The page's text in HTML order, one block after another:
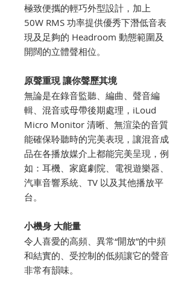
極致便攜的輕巧外型設計，加上
50W RMS 功率提供優秀下潛低音表
現及足夠的 Headroom 動態範圍及
開闊的立體聲相位。
原聲重現 讓你聲歷其境
無論是在錄音監聽、編曲、聲音編
輯、混音或母帶後期處理，iLoud
Micro Monitor 清晰、無渲染的音質
能確保聆聽時的完美表現，讓混音成
品在各播放媒介上都能完美呈現，例
如：耳機、家庭劇院、電視遊樂器、
汽車音響系統、TV 以及其他播放平
台。
小機身 大能量
令人喜愛的高頻、異常“開放”的中頻
和結實的、受控制的低頻讓它的聲音
非常有韻味。